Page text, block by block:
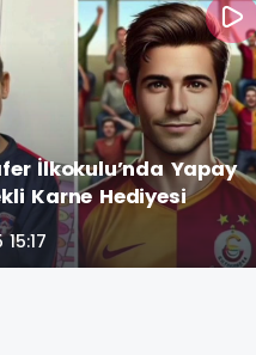
İlkokulu’nda Yapay
Karne Hediyesi